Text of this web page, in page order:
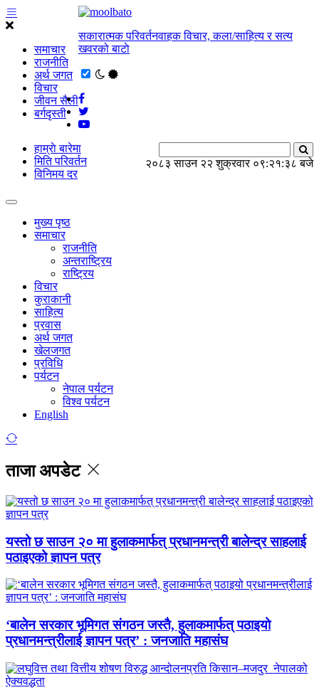
समाचार
राजनीति
अर्थ जगत
विचार
जीवन सैली
बर्गदृस्ती
सकारात्मक परिवर्तनवाहक विचार, कला/साहित्य र सत्य
खवरको बाटाे
२०८३ साउन २२ शुक्रवार ०९:२१:३८ बजे
हाम्राे बारेमा
मिति परिवर्तन
विनिमय दर
मुख्य पृष्ठ
समाचार
राजनीति
अन्तराष्ट्रिय
राष्ट्रिय
विचार
कुराकानी
साहित्य
प्रवास
अर्थ जगत
खेलजगत
प्रविधि
पर्यटन
नेपाल पर्यटन
विश्व पर्यटन
English
ताजा अपडेट
यस्तो छ साउन २० मा हुलाकमार्फत् प्रधानमन्त्री बालेन्द्र साहलाई
पठाइएको ज्ञापन पत्र
‘बालेन सरकार भूमिगत संगठन जस्तै, हुलाकमार्फत् पठाइयो
प्रधानमन्त्रीलाई ज्ञापन पत्र’ : जनजाति महासंघ